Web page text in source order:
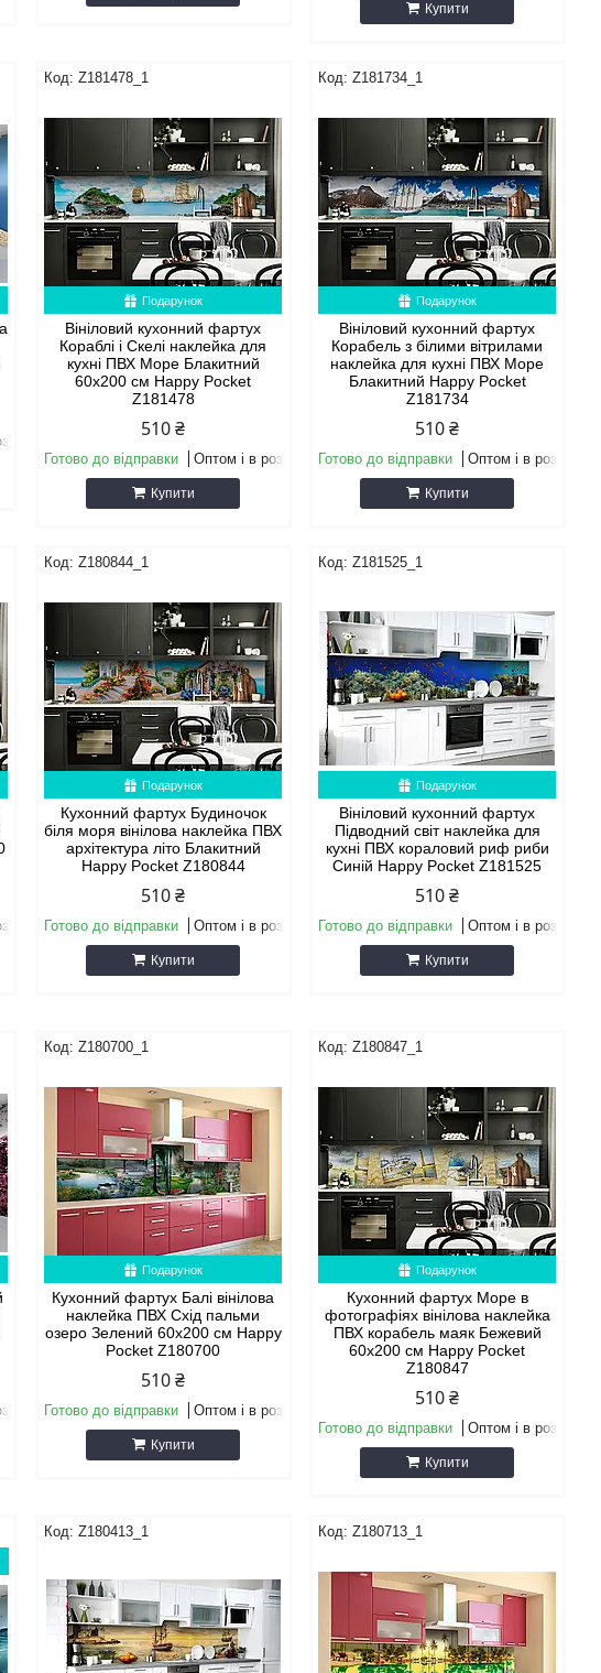
Купити
Z181478_1
Подарунок
Вініловий кухонний фартух
Кораблі і Скелі наклейка для
кухні ПВХ Море Блакитний
60х200 см Happy Pocket
Z181478
510 ₴
Готово до відправки Оптом і в роздріб
Купити
Z181734_1
Подарунок
Вініловий кухонний фартух
Корабель з білими вітрилами
наклейка для кухні ПВХ Море
Блакитний Happy Pocket
Z181734
510 ₴
Готово до відправки Оптом і в роздріб
Купити
Z180844_1
Подарунок
Кухонний фартух Будиночок
біля моря вінілова наклейка ПВХ
архітектура літо Блакитний
Happy Pocket Z180844
510 ₴
Готово до відправки Оптом і в роздріб
Купити
Z181525_1
Подарунок
Вініловий кухонний фартух
Підводний світ наклейка для
кухні ПВХ кораловий риф риби
Синій Happy Pocket Z181525
510 ₴
Готово до відправки Оптом і в роздріб
Купити
Z180700_1
Подарунок
Кухонний фартух Балі вінілова
наклейка ПВХ Схід пальми
озеро Зелений 60х200 см Happy
Pocket Z180700
510 ₴
Готово до відправки Оптом і в роздріб
Купити
Z180847_1
Подарунок
Кухонний фартух Море в
фотографіях вінілова наклейка
ПВХ корабель маяк Бежевий
60х200 см Happy Pocket
Z180847
510 ₴
Готово до відправки Оптом і в роздріб
Купити
Z180413_1 Z180713_1